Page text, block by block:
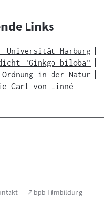
Links
Universität Marburg
"Ginkgo biloba"
in der Natur
Carl von Linné
(Link
bpb Filmbildung